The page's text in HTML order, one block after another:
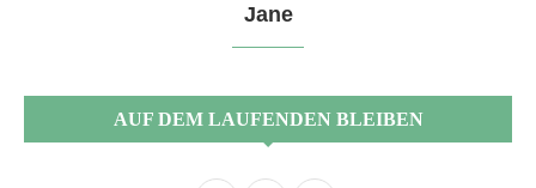
Jane
AUF DEM LAUFENDEN BLEIBEN